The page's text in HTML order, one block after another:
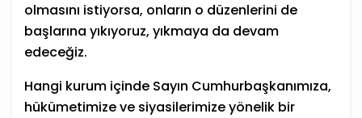
olmasını istiyorsa, onların o düzenlerini de
başlarına yıkıyoruz, yıkmaya da devam
edeceğiz.
Hangi kurum içinde Sayın Cumhurbaşkanımıza,
hükümetimize ve siyasilerimize yönelik bir